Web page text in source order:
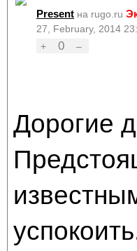
Present на rugo.ru
27, February, 2014
+
0 –
Дорогие